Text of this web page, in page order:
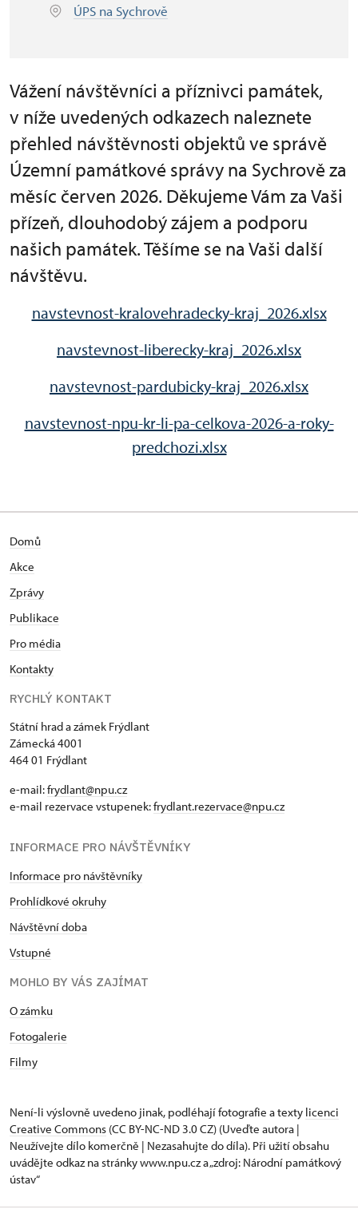
ÚPS na Sychrově
Vážení návštěvníci a příznivci památek,
v níže uvedených odkazech naleznete
přehled návštěvnosti objektů ve správě
Územní památkové správy na Sychrově za
měsíc červen 2026. Děkujeme Vám za Vaši
přízeň, dlouhodobý zájem a podporu
našich památek. Těšíme se na Vaši další
návštěvu.
navstevnost-kralovehradecky-kraj_2026.xlsx
navstevnost-liberecky-kraj_2026.xlsx
navstevnost-pardubicky-kraj_2026.xlsx
navstevnost-npu-kr-li-pa-celkova-2026-a-roky-
predchozi.xlsx
Domů
Akce
Zprávy
Publikace
Pro média
Kontakty
RYCHLÝ KONTAKT
Státní hrad a zámek Frýdlant
Zámecká 4001
464 01 Frýdlant
e-mail:frydlant@npu.cz
e-mail rezervace vstupenek:frydlant.rezervace@npu.cz
INFORMACE PRO NÁVŠTĚVNÍKY
Informace pro návštěvníky
Prohlídkové okruhy
Návštěvní doba
Vstupné
MOHLO BY VÁS ZAJÍMAT
O zámku
Fotogalerie
Filmy
Není-li výslovně uvedeno jinak, podléhají fotografie a texty licenci
Creative Commons (CC BY-NC-ND 3.0 CZ) (Uveďte autora |
Neužívejte dílo komerčně | Nezasahujte do díla). Při užití obsahu
uvádějte odkaz na stránky www.npu.cz a „zdroj: Národní památkový
ústav“